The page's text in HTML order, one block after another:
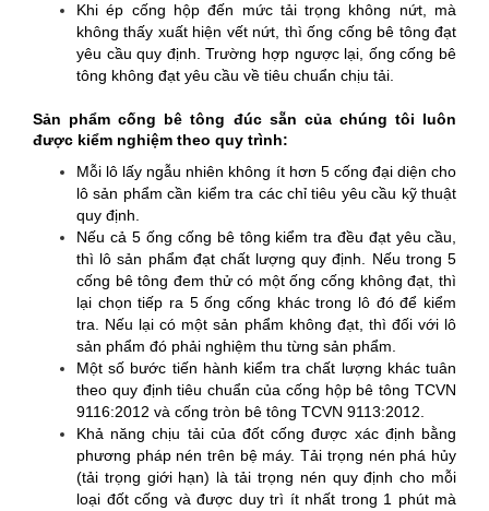
Khi ép cống hộp đến mức tải trọng không nứt, mà
không thấy xuất hiện vết nứt, thì ống cống bê tông đạt
yêu cầu quy định. Trường hợp ngược lại, ống cống bê
tông không đạt yêu cầu về tiêu chuẩn chịu tải.
Sản phẩmcống bê tông đúc sẵn của chúng tôi luôn
được kiểm nghiệm theo quy trình:
Mỗi lô lấy ngẫu nhiên không ít hơn 5 cống đại diện cho
lô sản phẩm cần kiểm tra các chỉ tiêu yêu cầu kỹ thuật
quy định.
Nếu cả 5 ống cống bê tông kiểm tra đều đạt yêu cầu,
thì lô sản phẩm đạt chất lượng quy định. Nếu trong 5
cống bê tông đem thử có một ống cống không đạt, thì
lại chọn tiếp ra 5 ống cống khác trong lô đó để kiểm
tra. Nếu lại có một sản phẩm không đạt, thì đối với lô
sản phẩm đó phải nghiệm thu từng sản phẩm.
Một số bước tiến hành kiểm tra chất lượng khác tuân
theo quy định tiêu chuẩn của cống hộp bê tông TCVN
9116:2012 và cống tròn bê tông TCVN 9113:2012.
Khả năng chịu tải của đốt cống được xác định bằng
phương pháp nén trên bệ máy. Tải trọng nén phá hủy
(tải trọng giới hạn) là tải trọng nén quy định cho mỗi
loại đốt cống và được duy trì ít nhất trong 1 phút mà